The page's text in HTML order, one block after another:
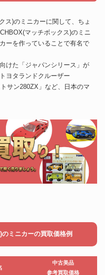
ス)のミニカーに関して、ちょ
マッチボックス)のミニ
ーを作っていることで有名で
けた「ジャパンシリース」が
ヨタランドクルーザー
サン280ZX」など、日本のマ
ミニカーの買取価格例
中古美品
参考買取価格